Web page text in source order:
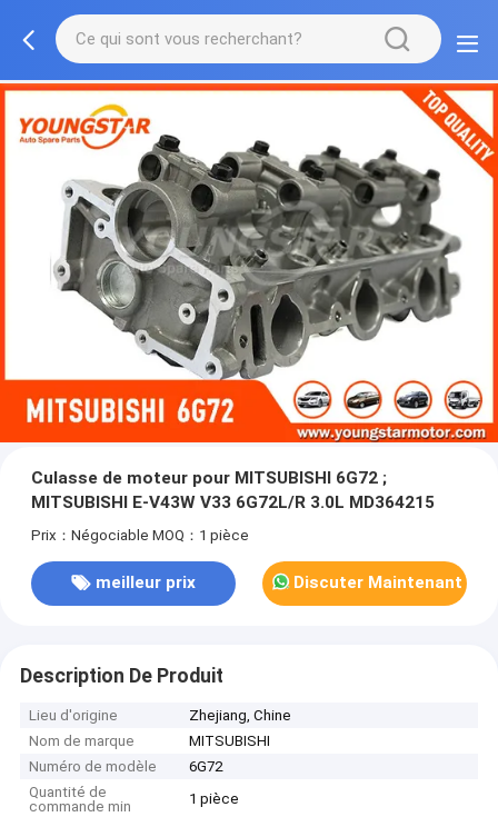
Culasse de moteur pour MITSUBISHI 6G72 ;
MITSUBISHI E-V43W V33 6G72L/R 3.0L MD364215
Prix：Négociable MOQ：1 pièce
meilleur prix Discuter Maintenant
Description De Produit
Lieu d'origine
Zhejiang, Chine
Nom de marque
MITSUBISHI
Numéro de modèle
6G72
Quantité de
commande min
1 pièce